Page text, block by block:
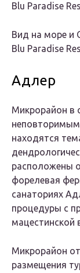
Blu Paradise
Вид на море и
Blu Paradise
Адлер
Микрорайон в
неповторимым
находятся
расположены
форелевая
санаториях
процедуры с
мацестинской
Микрорайон
размещения